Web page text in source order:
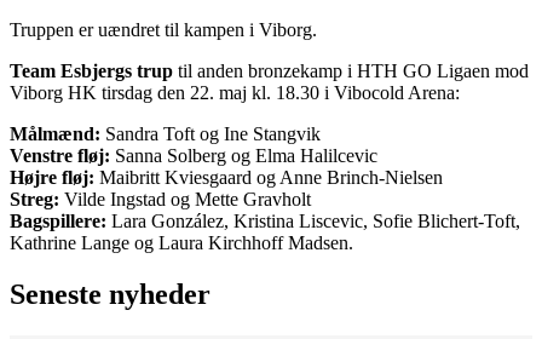
Truppen er uændret til kampen i Viborg.
Team Esbjergs trup til anden bronzekamp i HTH GO Ligaen mod
Viborg HK tirsdag den 22. maj kl. 18.30 i Vibocold Arena:
Målmænd: Sandra Toft og Ine Stangvik
Venstre fløj: Sanna Solberg og Elma Halilcevic
Højre fløj: Maibritt Kviesgaard og Anne Brinch-Nielsen
Streg: Vilde Ingstad og Mette Gravholt
Bagspillere: Lara González, Kristina Liscevic, Sofie Blichert-Toft,
Kathrine Lange og Laura Kirchhoff Madsen.
Seneste nyheder